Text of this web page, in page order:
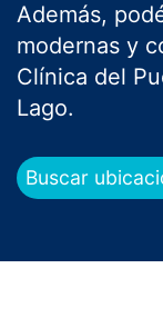
Además,
modernas y
Clínica del
Lago.
Buscar